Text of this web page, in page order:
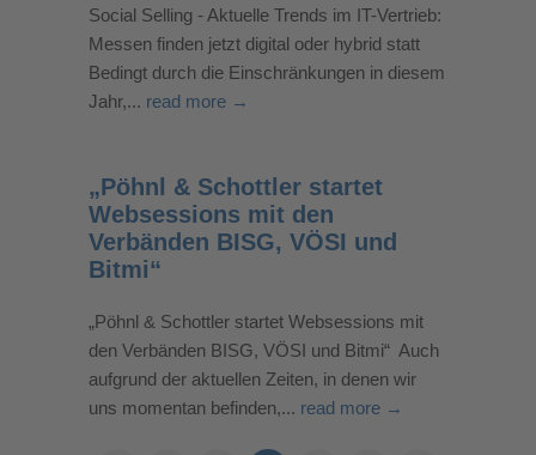
Social Selling - Aktuelle Trends im IT-Vertrieb:
Messen finden jetzt digital oder hybrid statt
Bedingt durch die Einschränkungen in diesem
Jahr,... read more →
„Pöhnl & Schottler startet
Websessions mit den
Verbänden BISG, VÖSI und
Bitmi“
„Pöhnl & Schottler startet Websessions mit
den Verbänden BISG, VÖSI und Bitmi“ Auch
aufgrund der aktuellen Zeiten, in denen wir
uns momentan befinden,... read more →